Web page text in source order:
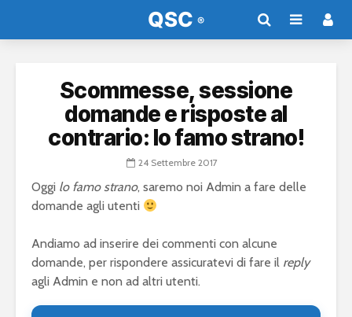
Scommesse, sessione
domande e risposte al
contrario: lo famo strano!
24 Settembre 2017
Oggi lo famo strano, saremo noi Admin a fare delle
domande agli utenti
Andiamo ad inserire dei commenti con alcune
domande, per rispondere assicuratevi di fare il reply
agli Admin e non ad altri utenti.